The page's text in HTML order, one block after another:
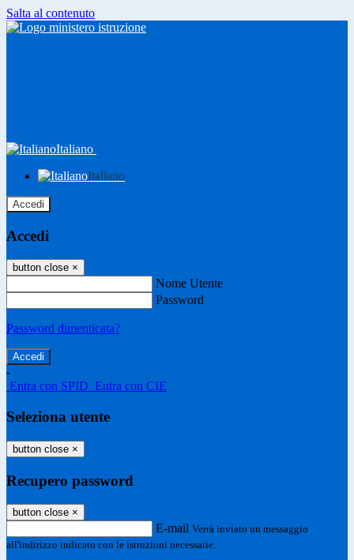
Salta al contenuto
Italiano
Italiano
Accedi
Accedi
button close ×
Nome Utente
Password
Password dimenticata?
-
Entra con SPID Entra con CIE
Seleziona utente
button close ×
Recupero password
button close ×
E-mail Verrà inviato un messaggio
all'indirizzo indicato con le istruzioni necessarie.